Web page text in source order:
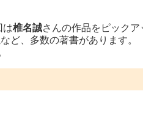
椎名誠さんの作品をピックア
、多数の著書があります。